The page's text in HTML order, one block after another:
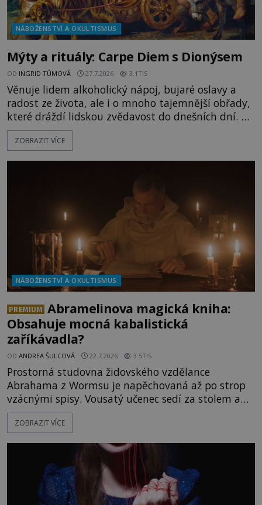
NÁBOŽENSTVÍ A OKULTISMUS
Mýty a rituály: Carpe Diem s Dionýsem
OD INGRID TŮMOVÁ 27.7.2026 3.1TIS
Věnuje lidem alkoholický nápoj, bujaré oslavy a
radost ze života, ale i o mnoho tajemnější obřady,
které dráždí lidskou zvědavost do dnešních dní. Co
doopravdy představuje bůh, jemuž Římané říkají
Bakchus? Mytologický příběh řeckého boha
ZOBRAZIT VÍCE
NÁBOŽENSTVÍ A OKULTISMUS
PREMIUM
Abramelinova magická kniha:
Obsahuje mocná kabalistická
zaříkávadla?
OD ANDREA ŠULCOVÁ 22.7.2026 3.5TIS
Prostorná studovna židovského vzdělance
Abrahama z Wormsu je napěchovaná až po strop
vzácnými spisy. Vousatý učenec sedí za stolem a
před sebou má rozložený jeden z nejzáhadnějších
magických textů. Jde o Abramelinův grimoár, který
kouzla, jak si někteří myslí, nebo jde o pouhou
pověru? Už šest měsíců pobývá
ZOBRAZIT VÍCE